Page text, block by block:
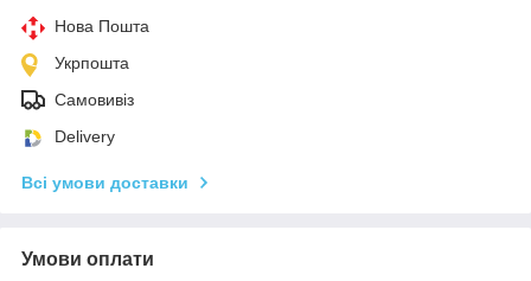
Нова Пошта
Укрпошта
Самовивіз
Delivery
Всі умови доставки
Умови оплати